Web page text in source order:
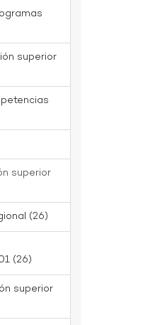
superior
superior
(26)
(26)
superior